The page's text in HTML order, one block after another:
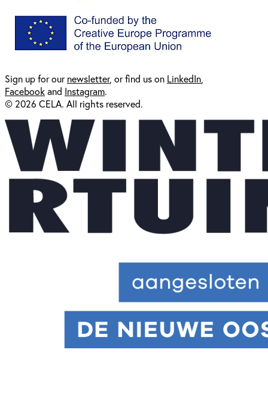
Sign up for ournewsletter, or find us on LinkedIn
Facebookand Instagram.
© 2026 CELA. All rights reserved.